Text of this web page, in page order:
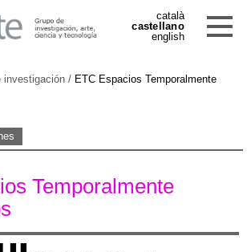
català
castellano
english
investigación / ETC Espacios Temporalmente
Temporalmente